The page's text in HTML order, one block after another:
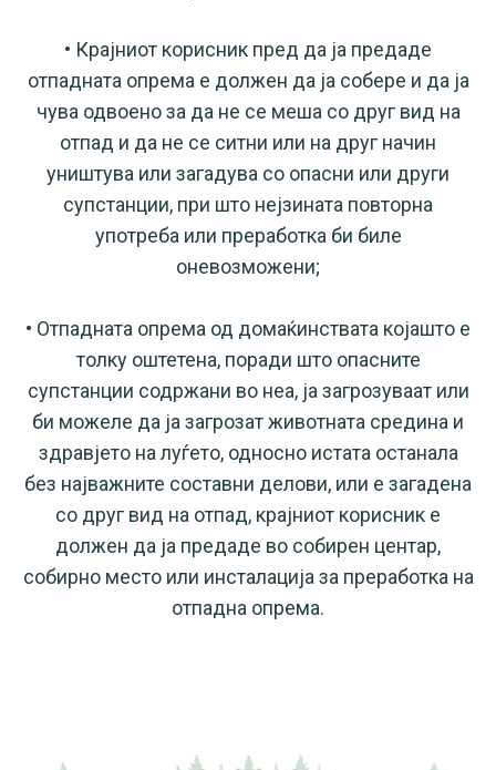
• Крајниот корисник пред да ја предаде
отпадната опрема е должен да ја собере и да ја
чува одвоено за да не се меша со друг вид на
отпад и да не се ситни или на друг начин
уништува или загадува со опасни или други
супстанции, при што нејзината повторна
употреба или преработка би биле
оневозможени;
• Отпадната опрема од домаќинствата којашто е
толку оштетена, поради што опасните
супстанции содржани во неа, ја загрозуваат или
би можеле да ја загрозат животната средина и
здравјето на луѓето, односно истата останала
без најважните составни делови, или е загадена
со друг вид на отпад, крајниот корисник е
должен да ја предаде во собирен центар,
собирно место или инсталација за преработка на
отпадна опрема.